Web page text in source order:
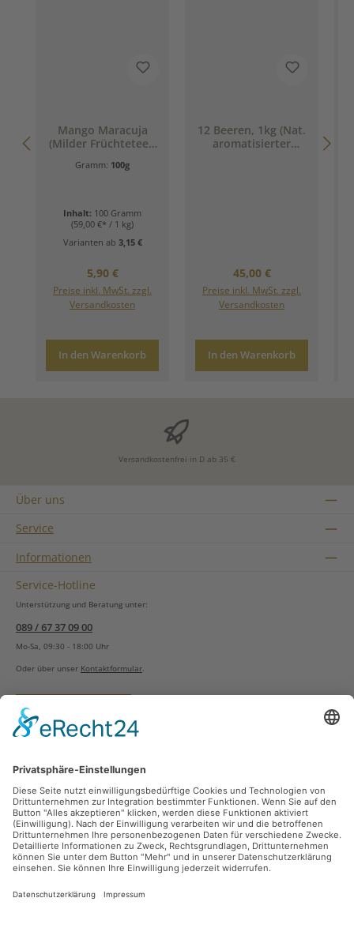
Mango Maracuja
(Milder Früchtetee -
in jeder Tasse)
Gramm: 100g
Inhalt: 100 Gramm
(59,00 €* / 1 kg)
Varianten ab 3,15 €
Regulärer Preis:
5,90 €
Preise inkl. MwSt. zzgl.
Versandkosten
In den Warenkorb
12 Beeren, 1kg (Nat.
aromatisierter
Regulärer Preis:
45,00 €
Preise inkl. MwSt. zzgl.
Versandkosten
In den Warenkorb
Versandkostenfrei in D ab 35 €
Über uns
Service
Informationen
Service-Hotline
Unterstützung und Beratung unter:
089 / 67 37 09 00
Mo-Sa, 09:30 - 18:00 Uhr
Oder über unser Kontaktformular
Vertrag widerrufen
Zahlungsarten
Sicher Einkaufen
Ladengeschäft
Newsletter